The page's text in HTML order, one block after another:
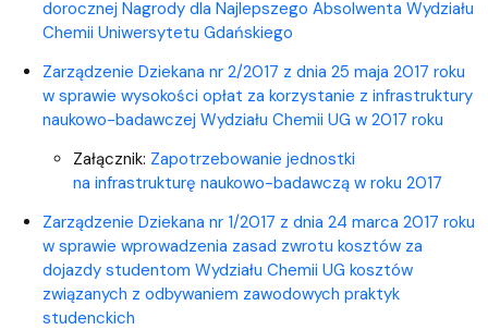
dorocznej Nagrody dla Najlepszego Absolwenta Wydziału
Chemii Uniwersytetu Gdańskiego
Zarządzenie Dziekana nr 2/2017 z dnia 25 maja 2017 roku
w sprawie wysokości opłat za korzystanie z infrastruktury
naukowo-badawczej Wydziału Chemii UG w 2017 roku
Załącznik: Zapotrzebowanie jednostki
na infrastrukturę naukowo-badawczą w roku 2017
Zarządzenie Dziekana nr 1/2017 z dnia 24 marca 2017 roku
w sprawie wprowadzenia zasad zwrotu kosztów za
dojazdy studentom Wydziału Chemii UG kosztów
związanych z odbywaniem zawodowych praktyk
studenckich